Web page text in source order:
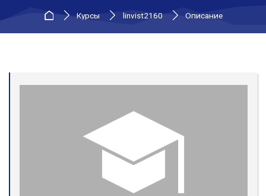
В начало
Курсы linvist2160 Описание